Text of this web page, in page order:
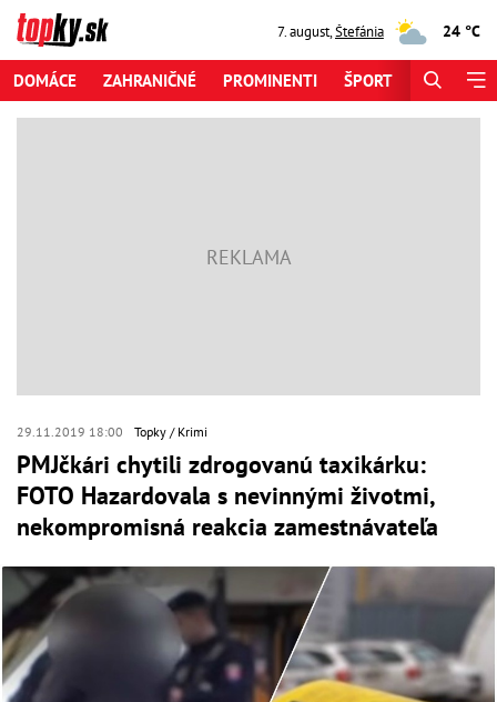
7. august,Štefánia 24 °C
DOMÁCE ZAHRANIČNÉ PROMINENTI ŠPORT
29.11.2019 18:00 Topky Krimi
PMJčkári chytili zdrogovanú taxikárku:
FOTO Hazardovala s nevinnými životmi,
nekompromisná reakcia zamestnávateľa